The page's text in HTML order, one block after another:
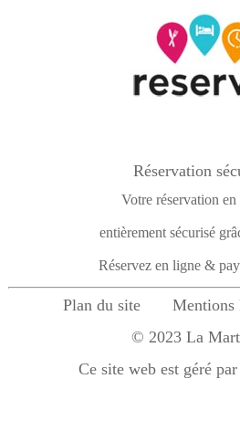
Réservation
Votre réservation en
entièrement sécurisé
Réservez en ligne &
Plan du site
Mentions
© 2023 La
Ce site web est géré